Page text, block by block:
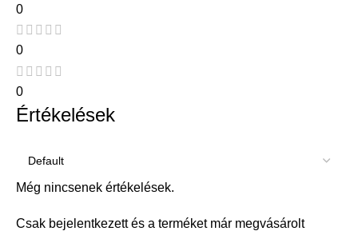
0
0
0
Értékelések
Még nincsenek értékelések.
Csak bejelentkezett és a terméket már megvásárolt